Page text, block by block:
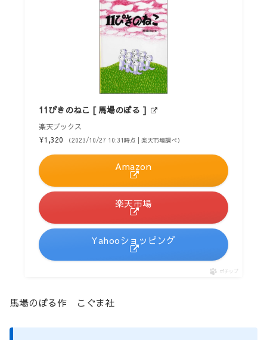
11ぴきのねこ [ 馬場のぼる ]
楽天ブックス
¥1,320
（2023/10/27 10:31時点 | 楽天市場調べ）
Amazon
楽天市場
Yahooショッピング
ポチップ
馬場のぼる作 こぐま社